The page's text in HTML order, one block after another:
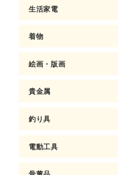
生活家電
着物
絵画・版画
貴金属
釣り具
電動工具